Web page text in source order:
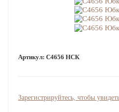
Артикул: С4656 НСК
Зарегистрируйтесь, чтобы